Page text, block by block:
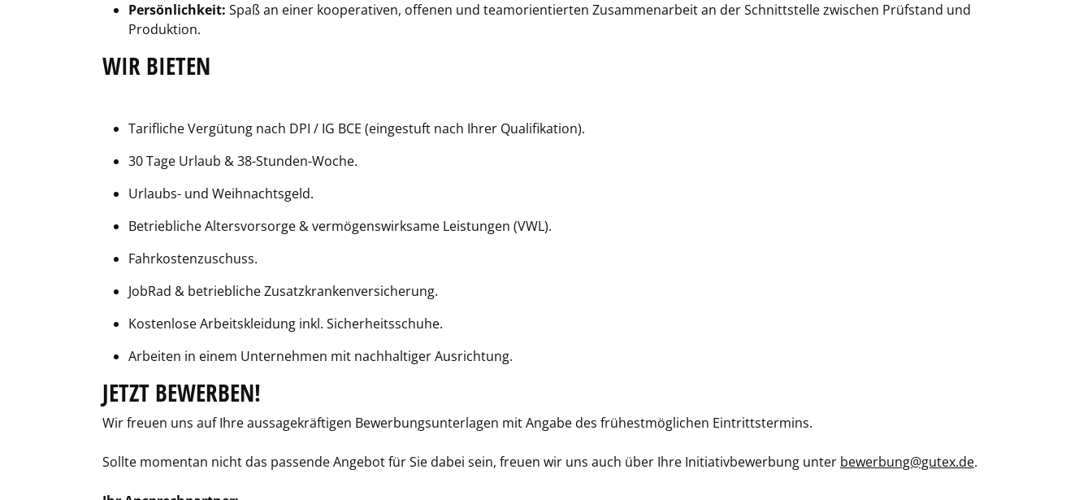
Persönlichkeit: Spaß an einer kooperativen, offenen und teamorientierten Zusammenarbeit an der Schnittstelle zwischen Prüfstand und
Produktion.
WIR BIETEN
Tarifliche Vergütung nach DPI / IG BCE (eingestuft nach Ihrer Qualifikation).
30 Tage Urlaub & 38-Stunden-Woche.
Urlaubs- und Weihnachtsgeld.
Betriebliche Altersvorsorge & vermögenswirksame Leistungen (VWL).
Fahrkostenzuschuss.
JobRad & betriebliche Zusatzkrankenversicherung.
Kostenlose Arbeitskleidung inkl. Sicherheitsschuhe.
Arbeiten in einem Unternehmen mit nachhaltiger Ausrichtung.
JETZT BEWERBEN!
Wir freuen uns auf Ihre aussagekräftigen Bewerbungsunterlagen mit Angabe des frühestmöglichen Eintrittstermins.
Sollte momentan nicht das passende Angebot für Sie dabei sein, freuen wir uns auch über Ihre Initiativbewerbung unter bewerbung@gutex.de.